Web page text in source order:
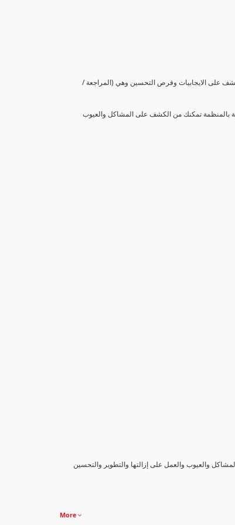
على الايجابيات وفرص التحسين وهي (المراجعة /
بالمنظمة تمكنك من الكشف على المشاكل والعيوب
والعيوب والعمل على إزالتها والتطوير والتحسين
More